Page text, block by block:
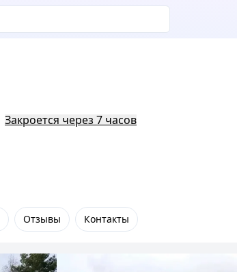
Закроется через 7 часов
Отзывы Контакты